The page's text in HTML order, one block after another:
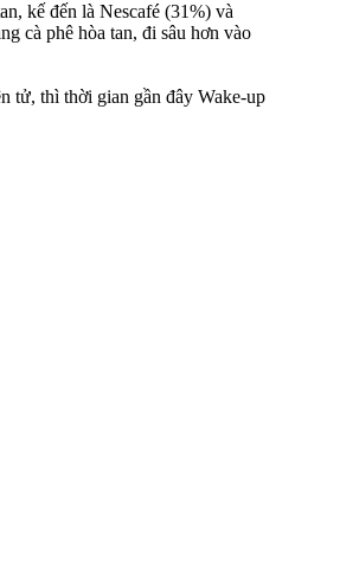
kế đến là Nescafé (31%) và
cà phê hòa tan, đi sâu hơn vào
tử, thì thời gian gần đây Wake-up